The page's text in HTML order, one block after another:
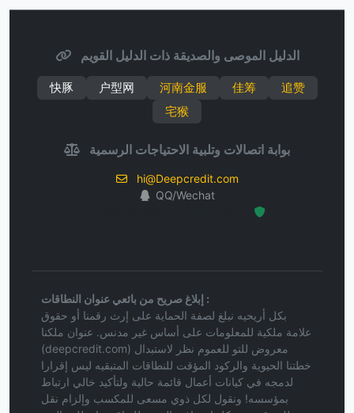
الدليل الموصى والصديقة ذات الدليل القويم
快豚 户型网 河南金服 佳筹
追赞
宅猴
بوابة اتصالات وتلبية الاحتياجات الرسمية
hi@Deepcredit.com
QQ/Wechat
إبلاغ صريح من بائعي عنوان النطاقات :
بكل أريحيه نبلغ لصفة الحماية على إرث رقمنا أو حقوق
علامة ملكية للمعلومات على أساس غير مدنس. عنوان ملكنا
(deepcredit.com) معروض للتو للعموم نظر لاستبدال
خطتنا الحيوية والركود المؤقت للنطاقات المتبقيه ليس إقرارا
لدمجه في كيانات أعمال قائمة حالية ولتأكيد خالي ارتباط
بمؤسسه! ونقول لكل ذوي مسعى للمكسب وإلزام نقل